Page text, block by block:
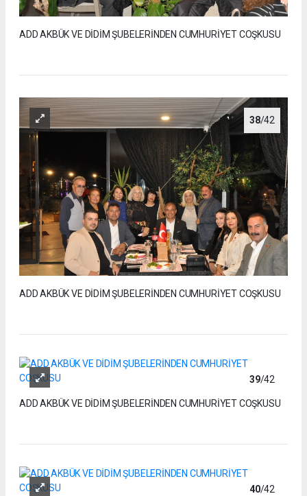
ADD AKBÜK VE DİDİM ŞUBELERİNDEN CUMHURİYET COŞKUSU
38/42
ADD AKBÜK VE DİDİM ŞUBELERİNDEN CUMHURİYET COŞKUSU
39/42
ADD AKBÜK VE DİDİM ŞUBELERİNDEN CUMHURİYET COŞKUSU
40/42